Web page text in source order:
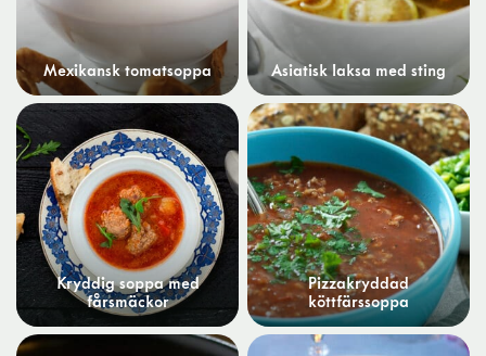
Mexikansk tomatsoppa Asiatisk laksa med sting
Kryddig soppa med
fårsmäckor
Pizzakryddad
köttfärssoppa